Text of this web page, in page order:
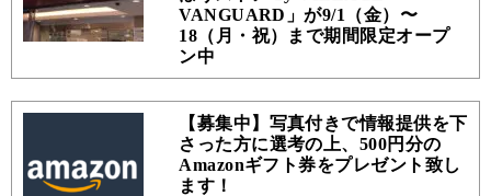
VANGUARD」が9/1（金）〜
18（月・祝）まで期間限定オープ
ン中
【募集中】写真付きで情報提供を下
さった方に選考の上、500円分の
Amazonギフト券をプレゼント致し
ます！